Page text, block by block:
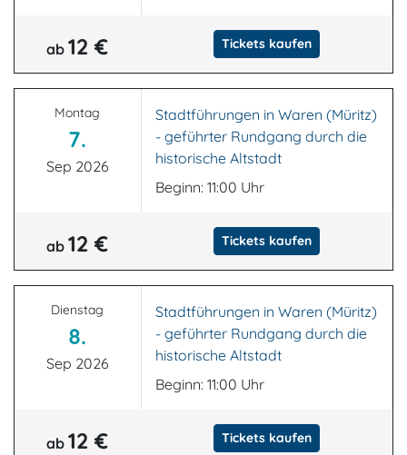
ab12 € Tickets kaufen
Montag
7.
Sep 2026
Stadtführungen in Waren (Müritz)
- geführter Rundgang durch die
historische Altstadt
Beginn: 11:00 Uhr
ab12 € Tickets kaufen
Dienstag
8.
Sep 2026
Stadtführungen in Waren (Müritz)
- geführter Rundgang durch die
historische Altstadt
Beginn: 11:00 Uhr
ab12 € Tickets kaufen